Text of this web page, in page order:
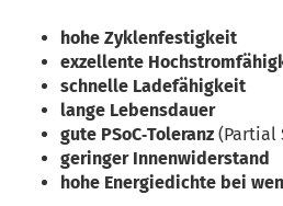
hohe Zyklenfestigkeit
exzellente
schnelle Ladefähigkeit
lange Lebensdauer
gute PSoC‑Toleranz (Partial
geringer Innenwiderstand
hohe Energiedichte bei